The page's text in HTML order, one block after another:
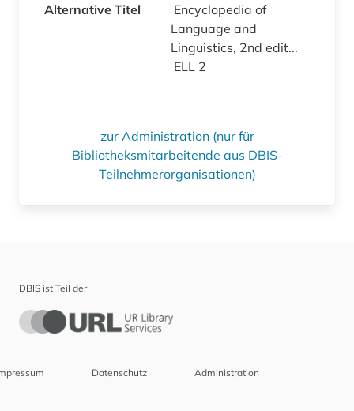
Alternative Titel
Encyclopedia of
Language and
Linguistics, 2nd edit...
ELL 2
zur Administration (nur für
Bibliotheksmitarbeitende aus DBIS-
Teilnehmerorganisationen)
DBIS ist Teil der
Datenschutz Administration